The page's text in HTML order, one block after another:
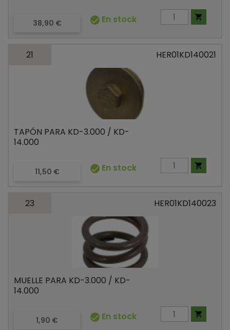
Precio
38,90 €  En stock 
21 HER01KD140021
TAPÓN PARA KD-3.000 / KD-
14.000
Precio
11,50 €  En stock 
23 HER01KD140023
MUELLE PARA KD-3.000 / KD-
14.000
Precio
1,90 €  En stock 